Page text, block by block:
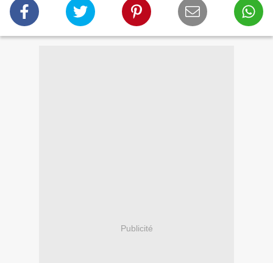
Publicité